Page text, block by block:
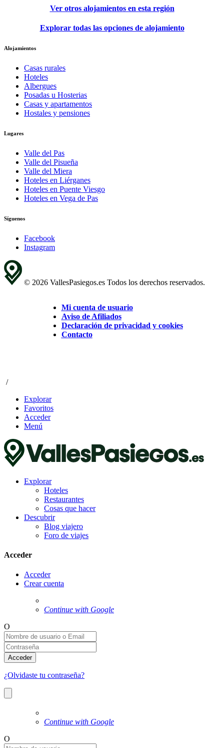
Ver otros alojamientos en esta región
Explorar todas las opciones de alojamiento
Alojamientos
Casas rurales
Hoteles
Albergues
Posadas u Hosterias
Casas y apartamentos
Hostales y pensiones
Lugares
Valle del Pas
Valle del Pisueña
Valle del Miera
Hoteles en Liérganes
Hoteles en Puente Viesgo
Hoteles en Vega de Pas
Síguenos
Facebook
Instagram
© 2026 VallesPasiegos.es Todos los derechos reservados.
Mi cuenta de usuario
Aviso de Afiliados
Declaración de privacidad y cookies
Contacto
/
Explorar
Favoritos
Acceder
Menú
Explorar
Hoteles
Restaurantes
Cosas que hacer
Descubrir
Blog viajero
Foro de viajes
Acceder
Acceder
Crear cuenta
Continue with Google
O
Acceder
¿Olvidaste tu contraseña?
Continue with Google
O